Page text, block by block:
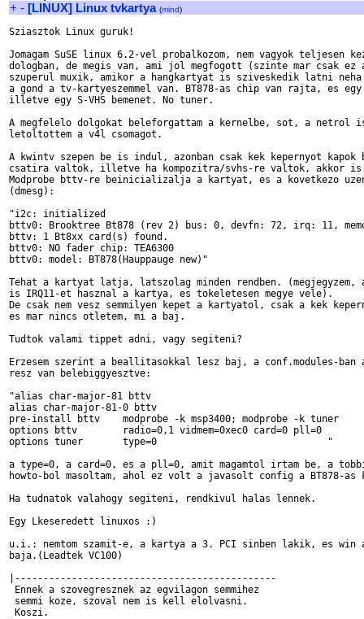
+ - [LINUX] Linux tvkartya (mind)
Sziasztok Linux guruk!
Jomagam SuSE linux 6.2-vel probalkozom, nem vagyok teljesen
dologban, de megis van, ami jol megfogott (szinte mar csak ez
szuperul muxik, amikor a hangkartyat is sziveskedik latni
a gond a tv-kartyeszemmel van. BT878-as chip van rajta, es egy
illetve egy S-VHS bemenet. No tuner.
A megfelelo dolgokat beleforgattam a kernelbe, sot, a netrol
letoltottem a v4l csomagot.
A kwintv szepen be is indul, azonban csak kek kepernyot kapok
csatira valtok, illetve ha kompozitra/svhs-re valtok, akkor
Modprobe bttv-re beinicializalja a kartyat, es a kovetkezo
(dmesg):
"i2c: initialized
bttv0: Brooktree Bt878 (rev 2) bus: 0, devfn: 72, irq: 11,
bttv: 1 Bt8xx card(s) found.
bttv0: NO fader chip: TEA6300
bttv0: model: BT878(Hauppauge new)"
Tehat a kartyat latja, latszolag minden rendben. (megjegyzem,
is IRQ11-et hasznal a kartya, es tokeletesen megye vele).
De csak nem vesz semmilyen kepet a kartyatol, csak a kek
es mar nincs otletem, mi a baj.
Tudtok valami tippet adni, vagy segiteni?
Erzesem szerint a beallitasokkal lesz baj, a conf.modules-ban
resz van belebiggyesztve:
"alias char-major-81 bttv
alias char-major-81-0 bttv
pre-install bttv    modprobe -k msp3400; modprobe -k tuner
options bttv        radio=0,1 vidmem=0xec0 card=0 pll=0
options tuner       type=0                              "
a type=0, a card=0, es a pll=0, amit magamtol irtam be, a
howto-bol masoltam, ahol ez volt a javasolt config a BT878-as
Ha tudnatok valahogy segiteni, rendkivul halas lennek.
Egy Lkeseredett linuxos :)
u.i.: nemtom szamit-e, a kartya a 3. PCI sinben lakik, es win
baja.(Leadtek VC100)
|----------------------------------------------
Ennek a szovegresznek az egvilagon semmihez
semmi koze, szoval nem is kell elolvasni.
Koszi.